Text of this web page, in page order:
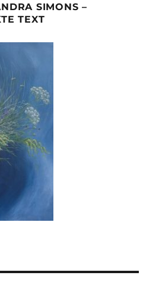
SIMONS –
TEXT